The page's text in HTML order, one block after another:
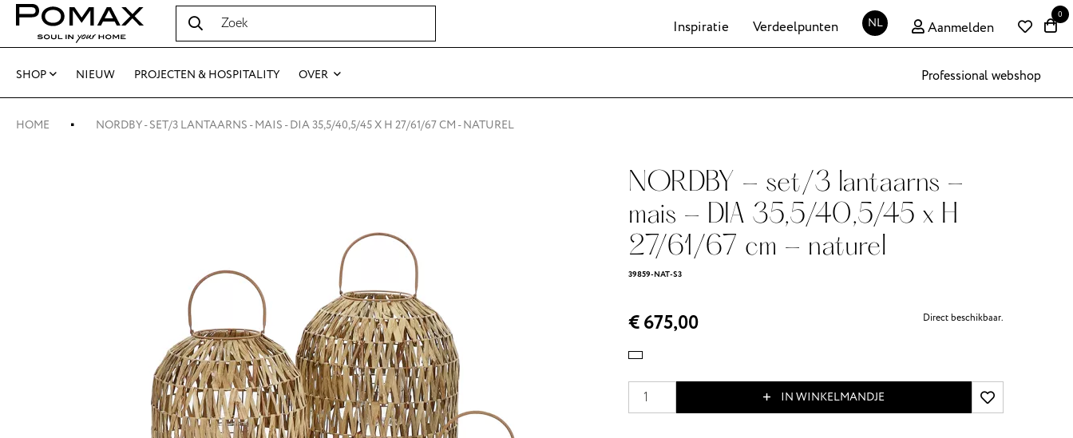
Inspiratie Verdeelpunten NL Aanmelden
0
SHOP NIEUW PROJECTEN & HOSPITALITY OVER Professional webshop
HOME NORDBY - SET/3 LANTAARNS - MAIS - DIA 35,5/40,5/45 X H 27/61/67 CM - NATUREL
NORDBY - set/3 lantaarns -
mais - DIA 35,5/40,5/45 x H
27/61/67 cm - naturel
39859-NAT-S3
€ 675,00 Direct beschikbaar.
IN WINKELMANDJE